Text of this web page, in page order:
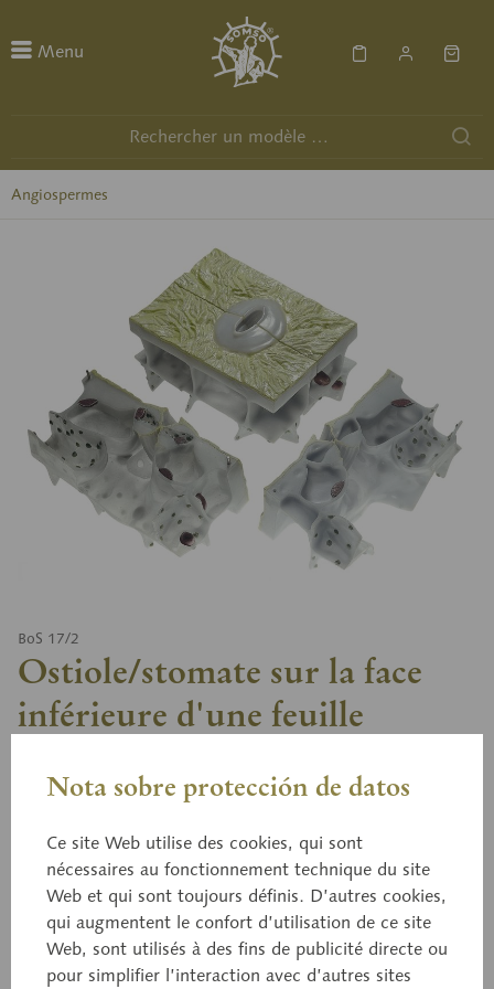
Menu
Angiospermes
BoS 17/2
Ostiole/stomate sur la face
inférieure d'une feuille
Helleborus niger. Agrandissement n fois; en
SOMSO-PLAST®. D'après le Dr Gerlach de l’institut
de botanique d'Erlangen. Le modèle montre les
cellules de garde, des cellules compagnes, un méat
aérifère et une chambre sous-stomatique (espace
Nota sobre protección de datos
Ce site Web utilise des cookies, qui sont
nécessaires au fonctionnement technique du site
Web et qui sont toujours définis. D’autres cookies,
qui augmentent le confort d’utilisation de ce site
Web, sont utilisés à des fins de publicité directe ou
pour simplifier l’interaction avec d’autres sites